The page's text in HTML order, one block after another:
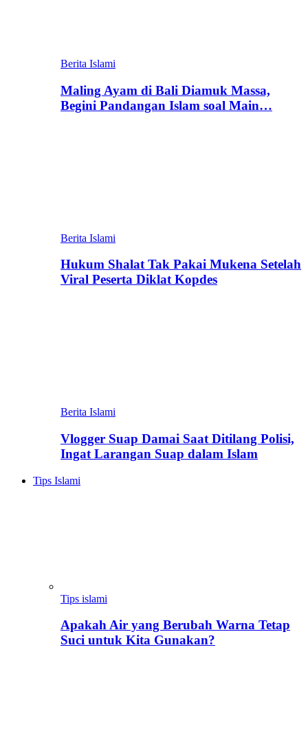
Berita Islami
Maling Ayam di Bali Diamuk Massa,
Begini Pandangan Islam soal Main…
Berita Islami
Hukum Shalat Tak Pakai Mukena Setelah
Viral Peserta Diklat Kopdes
Berita Islami
Vlogger Suap Damai Saat Ditilang Polisi,
Ingat Larangan Suap dalam Islam
Tips Islami
Tips islami
Apakah Air yang Berubah Warna Tetap
Suci untuk Kita Gunakan?